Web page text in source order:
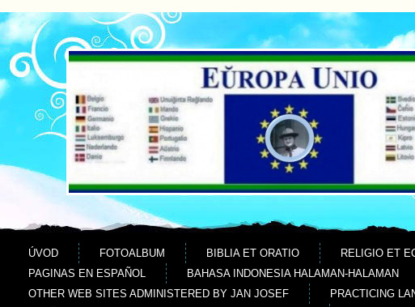
Jdi na obsah
Jdi na menu
ÚVOD FOTOALBUM BIBLIA ET ORATIO RELIGIO ET
PAGINAS EN ESPAÑOL
BAHASA INDONESIA HALAMAN-HALAMAN
OTHER WEB SITES ADMINISTERED BY JAN JOSEF
PRACTICING